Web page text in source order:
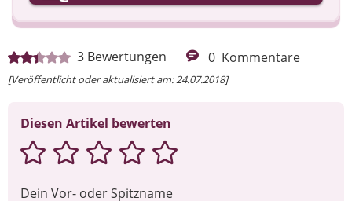
3 Bewertungen 0 Kommentare
[Veröffentlicht oder aktualisiert am: 24.07.2018]
Diesen Artikel bewerten
Dein Vor- oder Spitzname
Ihre Nachricht